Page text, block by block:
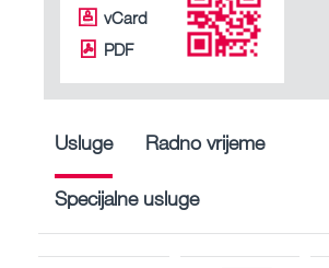
vCard
PDF
Usluge Radno vrijeme
Specijalne usluge